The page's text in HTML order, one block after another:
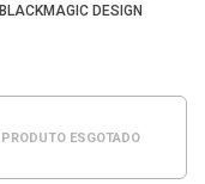
BLACKMAGIC DESIGN
PRODUTO ESGOTADO